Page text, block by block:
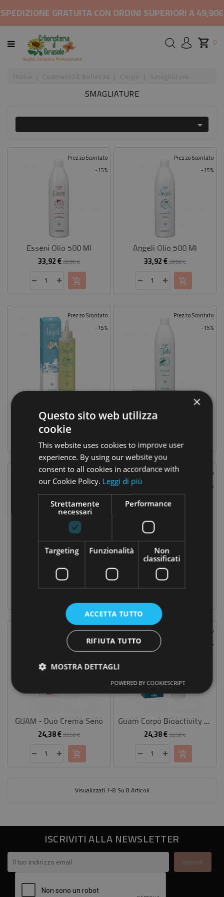
SPEDIZIONE GRATUITA CON ORDINI SUPERIORI A 49,90€
CATEGORIA
HOME
COSMETICI
ALIMENTAZIONE
INTEGRATORI
CONTATTACI
0
SMAGLIATURE

-15%
Prezzo Scontato
Esseni Olio 500 Ml
33,92 €Prezzo
base
39,90 €Prezzo
-15%
Prezzo Scontato
Angeli Olio 500 Ml
33,92 €Prezzo
base
39,90 €Prezzo
-15%
Prezzo Scontato
16,92 €Prezzo
base
19,90 €Prezzo
-15%
Prezzo Scontato
Fate Olio 500 Ml
33,92 €
-15%
Prezzo Scontato
10,03 €Prezzo
base
11,80 €
-15%
Prezzo Scontato
Fate Olio 150 Ml
16,92 €
base
-25%
Prezzo Scontato
GUAM - Duo Crema Seno
24,38 €Prezzo
base
32,50 €Prezzo
-25%
Prezzo Scontato
Guam Corpo Bioactivity Trattamento Smagliature 150 Ml
24,38 €Prezzo
base
32,50 €Prezzo
Visualizzati 1-8 Su 8 Articoli
ISCRIVITI ALLA NEWSLETTER
×
Questo sito web utilizza
cookie
This website uses cookies to improve user
experience. By using our website you
consent to all cookies in accordance with
our Cookie Policy. Leggi di più
Strettamente
necessari
Performance
Targeting Funzionalità
Non
classificati
ACCETTA TUTTO
RIFIUTA TUTTO
MOSTRA DETTAGLI
POWERED BY COOKIESCRIPT